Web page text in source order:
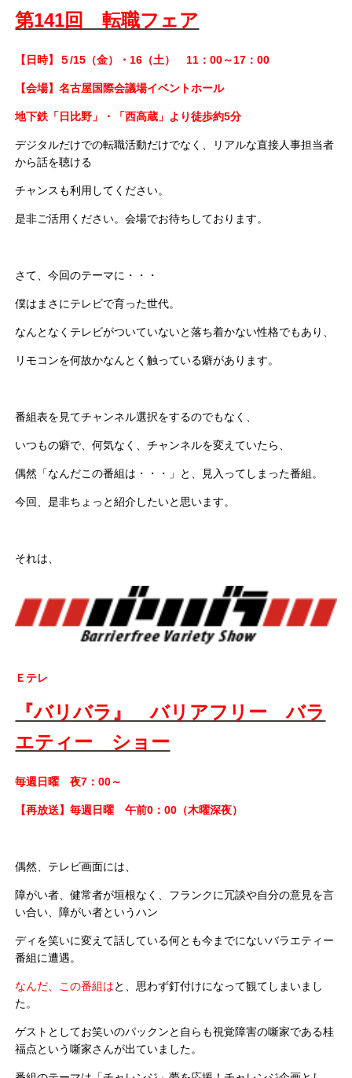
第141回 転職フェア
【日時】５/15（金）・16（土） 11：00～17：00
【会場】名古屋国際会議場イベントホール
地下鉄「日比野」・「西高蔵」より徒歩約5分
デジタルだけでの転職活動だけでなく、リアルな直接人事担当者
から話を聴ける
チャンスも利用してください。
是非ご活用ください。会場でお待ちしております。
さて、今回のテーマに・・・
僕はまさにテレビで育った世代。
なんとなくテレビがついていないと落ち着かない性格でもあり、
リモコンを何故かなんとく触っている癖があります。
番組表を見てチャンネル選択をするのでもなく、
いつもの癖で、何気なく、チャンネルを変えていたら、
偶然「なんだこの番組は・・・」と、見入ってしまった番組。
今回、是非ちょっと紹介したいと思います。
それは、
Ｅテレ
『バリバラ』 バリアフリー バラ
エティー ショー
毎週日曜 夜7：00～
【再放送】毎週日曜 午前0：00（木曜深夜）
偶然、テレビ画面には、
障がい者、健常者が垣根なく、フランクに冗談や自分の意見を言
い合い、障がい者というハン
ディを笑いに変えて話している何とも今までにないバラエティー
番組に遭遇。
なんだ、この番組はと、思わず釘付けになって観てしまいまし
た。
ゲストとしてお笑いのパックンと自らも視覚障害の噺家である桂
福点という噺家さんが出ていました。